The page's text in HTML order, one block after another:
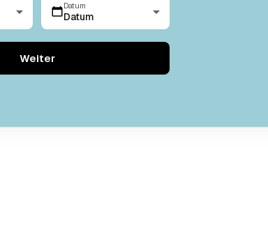
Datum
Datum
Weiter